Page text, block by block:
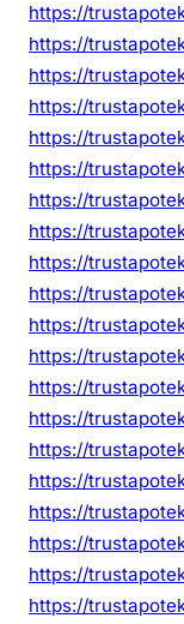
https://
https://
https://
https://
https://
https://
https://
https://
https://
https://
https://
https://
https://
https://
https://
https://
https://
https://
https://
https://